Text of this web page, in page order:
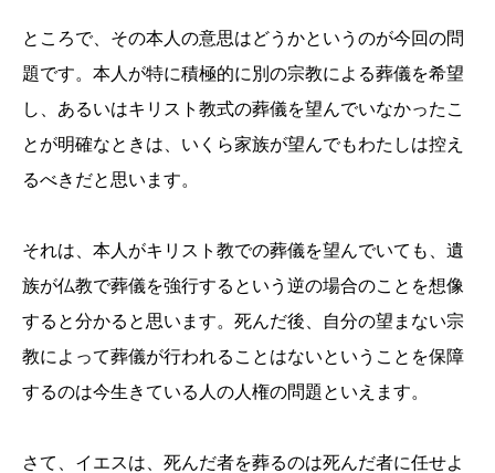
ところで、その本人の意思はどうかというのが今回の問
題です。本人が特に積極的に別の宗教による葬儀を希望
し、あるいはキリスト教式の葬儀を望んでいなかったこ
とが明確なときは、いくら家族が望んでもわたしは控え
るべきだと思います。
それは、本人がキリスト教での葬儀を望んでいても、遺
族が仏教で葬儀を強行するという逆の場合のことを想像
すると分かると思います。死んだ後、自分の望まない宗
教によって葬儀が行われることはないということを保障
するのは今生きている人の人権の問題といえます。
さて、イエスは、死んだ者を葬るのは死んだ者に任せよ